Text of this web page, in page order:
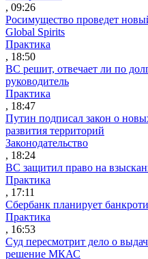
, 09:26
Росимущество проведет
Global Spirits
Практика
, 18:50
ВС решит, отвечает ли по
руководитель
Практика
, 18:47
Путин подписал закон о
развития территорий
Законодательство
, 18:24
ВС защитил право на
Практика
, 17:11
Сбербанк планирует
Практика
, 16:53
Суд пересмотрит дело о
решение МКАС